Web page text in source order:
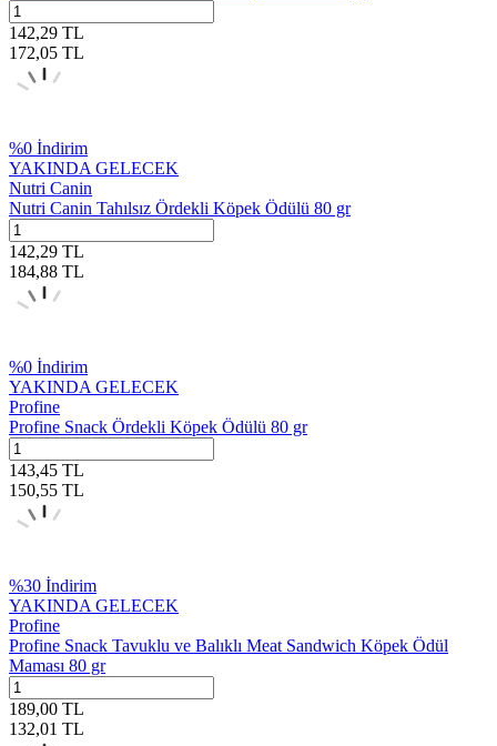
142,29 TL
172,05 TL
%0 İndirim
YAKINDA GELECEK
Nutri Canin
Nutri Canin Tahılsız Ördekli Köpek Ödülü 80 gr
142,29 TL
184,88 TL
%0 İndirim
YAKINDA GELECEK
Profine
Profine Snack Ördekli Köpek Ödülü 80 gr
143,45 TL
150,55 TL
%30 İndirim
YAKINDA GELECEK
Profine
Profine Snack Tavuklu ve Balıklı Meat Sandwich Köpek Ödül
Maması 80 gr
189,00 TL
132,01 TL